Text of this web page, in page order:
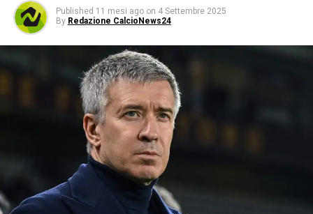
Published 11 mesi ago on 4 Settembre 2025
By Redazione CalcioNews24